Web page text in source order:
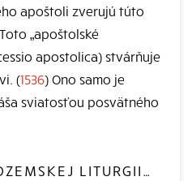
apoštoli zverujú túto
„apoštolské
apostolica) stvárňuje
(1536) Ono samo je
sviatosťou posvätného
LITURGII…